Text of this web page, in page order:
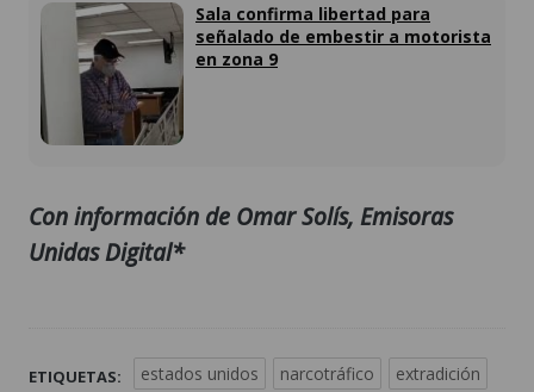
Sala confirma libertad para
señalado de embestir a motorista
en zona 9
Con información de Omar Solís, Emisoras
Unidas Digital*
ETIQUETAS: estados unidos narcotráfico
extradición